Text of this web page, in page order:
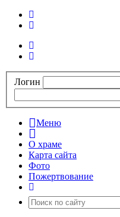
Логин
Меню
О храме
Карта сайта
Фото
Пожертвование